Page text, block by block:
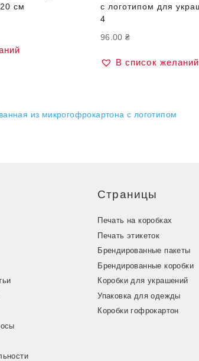
см
с логотипом для
4
96.00₴
В список желаний
из микрогофрокартона с логотипом
Страницы
Печать на коробках
Печать этикеток
Брендированные пакеты
Брендированные коробки
Коробки для украшений
Упаковка для одежды
Коробки гофрокартон